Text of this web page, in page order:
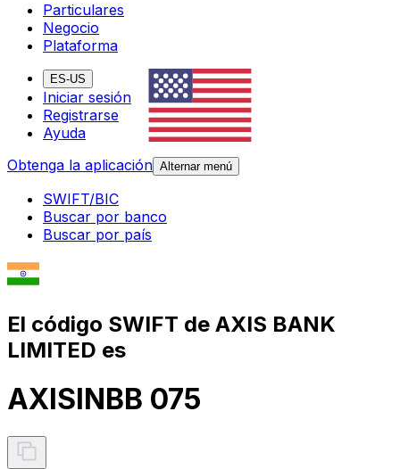
Particulares
Negocio
Plataforma
ES-US
Iniciar sesión
Registrarse
Ayuda
Obtenga la aplicación Alternar menú
SWIFT/BIC
Buscar por banco
Buscar por país
El código SWIFT de AXIS BANK
LIMITED es
AXISINBB 075